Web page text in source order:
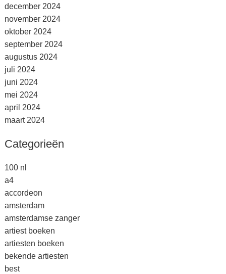
december 2024
november 2024
oktober 2024
september 2024
augustus 2024
juli 2024
juni 2024
mei 2024
april 2024
maart 2024
Categorieën
100 nl
a4
accordeon
amsterdam
amsterdamse zanger
artiest boeken
artiesten boeken
bekende artiesten
best